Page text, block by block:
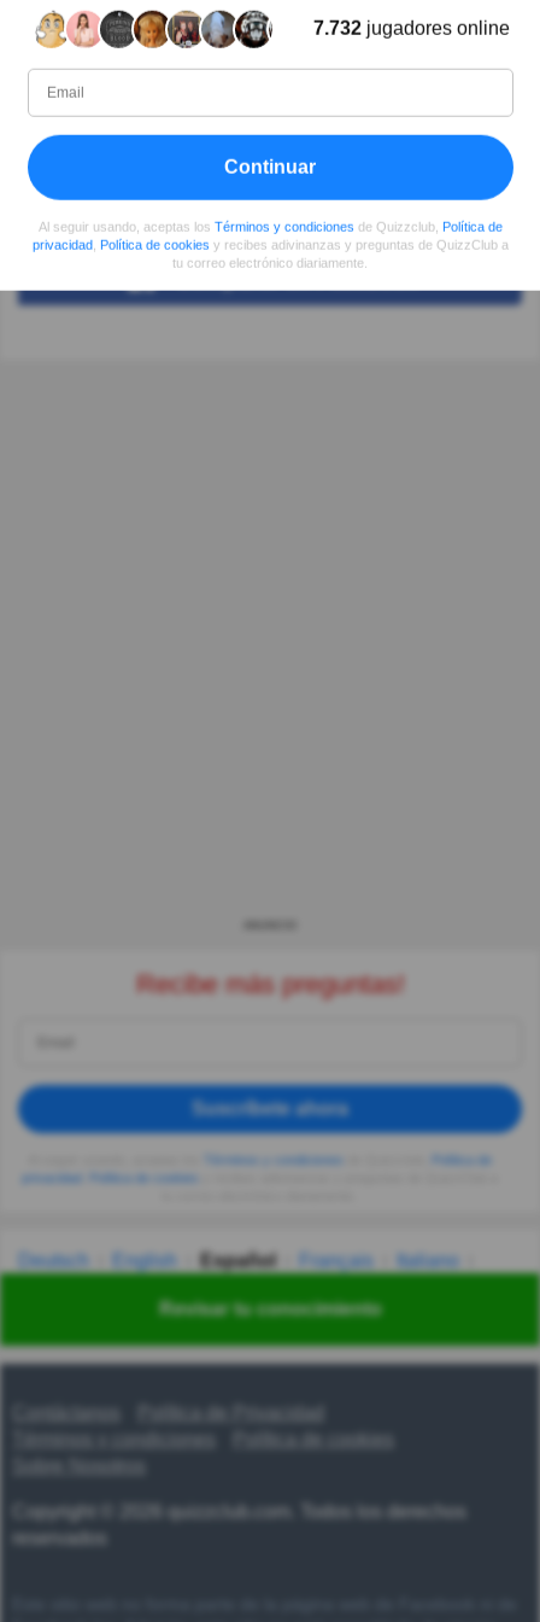
Revisar tu conocimiento
Autor:
Escritor
08/2017
Nivel
99
Puntuación
2794508
Preguntas
5314
Recibe más preguntas!
Suscríbete ahora
privacidad
Deutsch English Español Français
Italiano
Українська हिन्दी 한국어 汉语
Contáctanos
Política de Privacidad
Términos y condiciones
Copyright © 2026 quizzclub.com. Todos los derechos
reservados
7.732 jugadores online
Continuar
Al seguir usando, aceptas los Términos y condiciones de Quizzclub, Política de
privacidad, Política de cookies y recibes adivinanzas y preguntas de QuizzClub a
tu correo electrónico diariamente.